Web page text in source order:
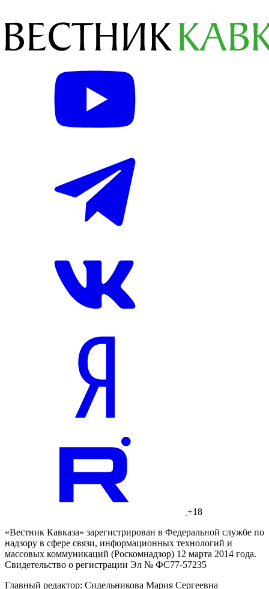
+18
«Вестник Кавказа» зарегистрирован в Федеральной службе по
надзору в сфере связи, информационных технологий и
массовых коммуникаций (Роскомнадзор) 12 марта 2014 года.
Свидетельство о регистрации Эл № ФС77-57235
Главный редактор: Сидельникова Мария Сергеевна